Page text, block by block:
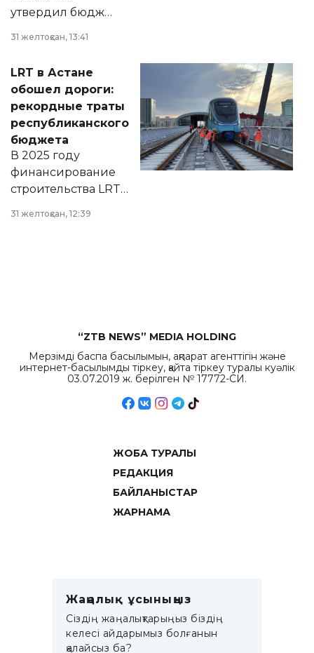
утвердил бюджет
2028 годы.
документ
появился в базе
нормативных
правовых актов и
на сайте маслихат
города.
31 желтоқсан, 13:41
LRT в Астане
обошел дороги:
рекордные траты
республиканского
бюджета
В 2025 году
финансирование
строительства LRT
республиканского
31 желтоқсан, 12:39
“ZTB NEWS” MEDIA HOLDING
Мерзімді баспа басылымын, ақпарат агенттігін және
интернет-басылымды тіркеу, қайта тіркеу туралы куәлік
03.07.2019 ж. берілген № 17772-СИ.
ЖОБА ТУРАЛЫ
РЕДАКЦИЯ
БАЙЛАНЫСТАР
ЖАРНАМА
Жаңалық ұсыныңыз
Сіздің жаңалықтарыңыз біздің
келесі айдарымыз болғанын
қалайсыз ба?